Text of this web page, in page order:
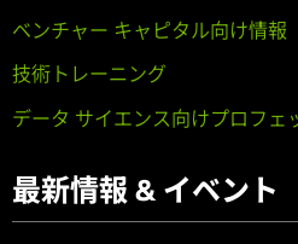
ベンチャー キャピタル向け情報
技術トレーニング
データ サイエンス向けプロフェ
最新情報 & イベント